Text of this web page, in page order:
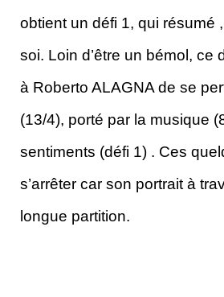
obtient un défi 1, qui résumé
soi. Loin d’être un bémol, ce
à Roberto ALAGNA de se
(13/4), porté par la musique
sentiments (défi 1) . Ces
s’arrêter car son portrait à
longue partition.